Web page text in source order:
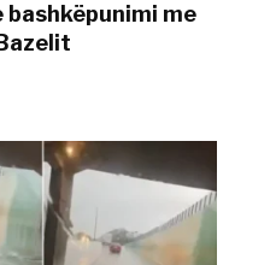
bashkëpunimi me